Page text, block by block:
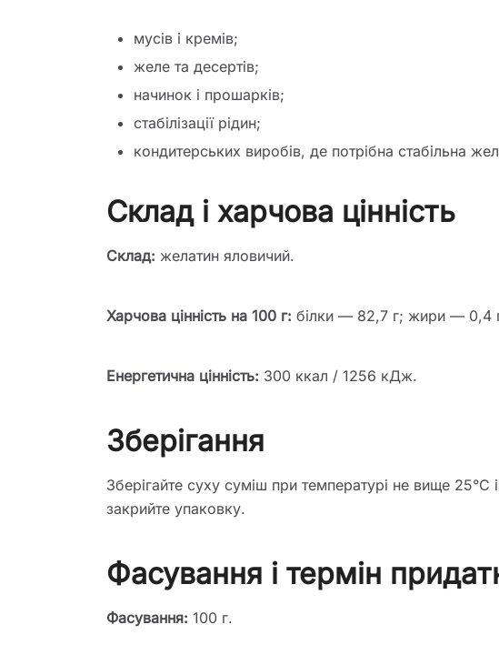
мусів і кремів;
желе та десертів;
начинок і прошарків;
стабілізації рідин;
кондитерських виробів, де потрібна стабільна
Склад і харчова цінність
Склад: желатин яловичий.
Харчова цінність на 100 г: білки — 82,7 г; жири — 0,4
Енергетична цінність: 300 ккал / 1256 кДж.
Зберігання
Зберігайте суху суміш при температурі не вище 25°C
закрийте упаковку.
Фасування і термін
Фасування: 100 г.